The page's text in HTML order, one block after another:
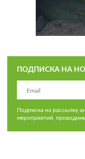
ПОДПИСКА НА
Подписка на рассылку
мероприятий,